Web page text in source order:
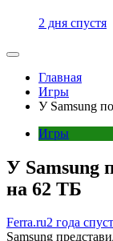
2 дня спустя
Главная
Игры
У Samsung
Игры
У Samsung
на 62 ТБ
Ferra.ru2 года
Samsung